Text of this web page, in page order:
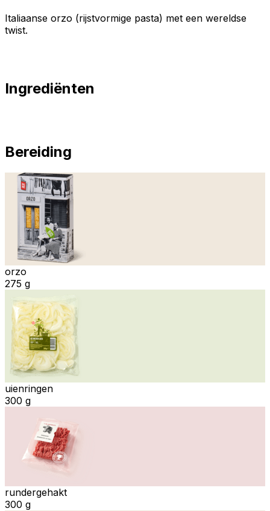
Italiaanse orzo (rijstvormige pasta) met een wereldse
twist.
Ingrediënten
Bereiding
orzo
275 g
uienringen
300 g
rundergehakt
300 g